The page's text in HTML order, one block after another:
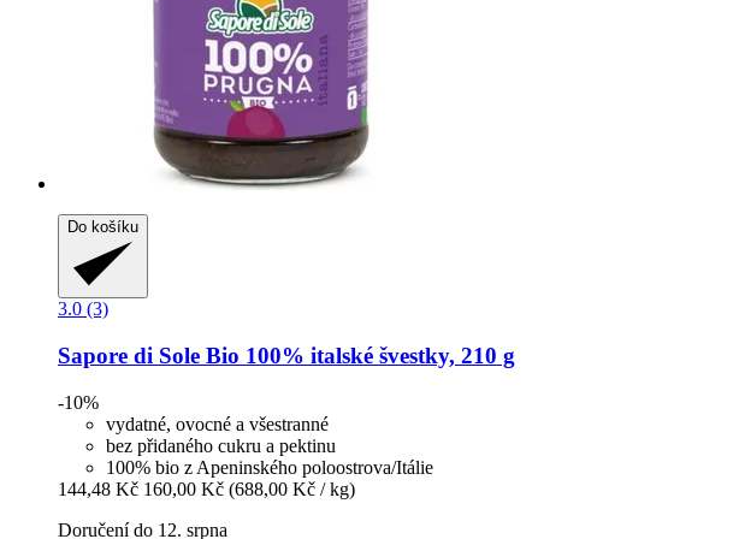
Do košíku
3.0 (3)
Sapore di Sole Bio 100% italské švestky, 210 g
-10%
vydatné, ovocné a všestranné
bez přidaného cukru a pektinu
100% bio z Apeninského poloostrova/Itálie
144,48 Kč 160,00 Kč (688,00 Kč / kg)
Doručení do 12. srpna